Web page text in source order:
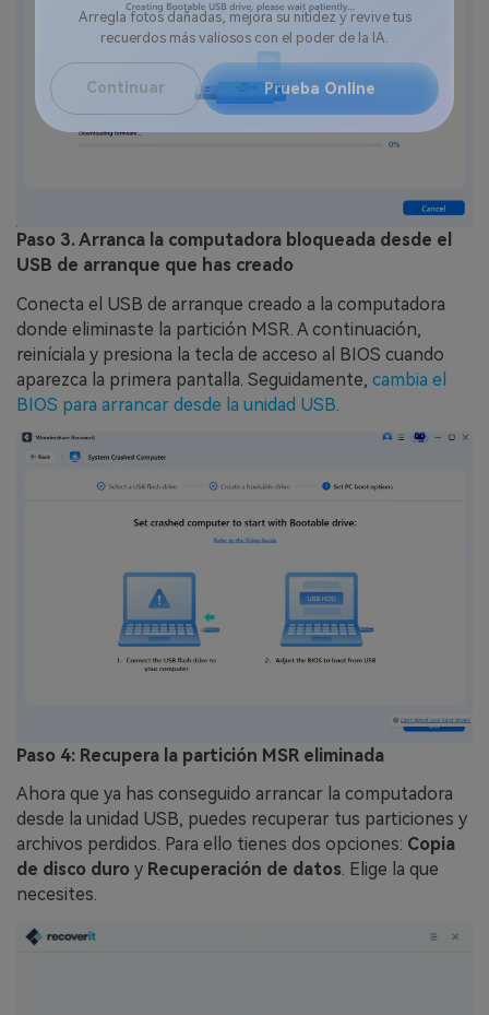
Reparador de Fotos con IA
Arregla fotos dañadas, mejora su nitidez y revive tus
recuerdos más valiosos con el poder de la IA.
Paso 3. Arranca la computadora bloqueada desde el
USB de arranque que has creado
Conecta el USB de arranque creado a la computadora
donde eliminaste la partición MSR. A continuación,
reiníciala y presiona la tecla de acceso al BIOS cuando
aparezca la primera pantalla. Seguidamente, cambia el
BIOS para arrancar desde la unidad USB.
Paso 4: Recupera la partición MSR eliminada
Ahora que ya has conseguido arrancar la computadora
desde la unidad USB, puedes recuperar tus particiones y
archivos perdidos. Para ello tienes dos opciones: Copia
de disco duro y Recuperación de datos. Elige la que
necesites.